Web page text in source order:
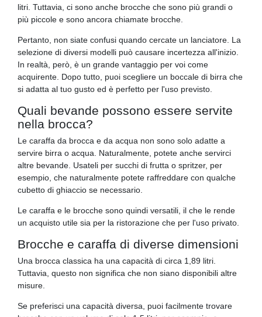
litri. Tuttavia, ci sono anche brocche che sono più grandi o
più piccole e sono ancora chiamate brocche.
Pertanto, non siate confusi quando cercate un lanciatore. La
selezione di diversi modelli può causare incertezza all'inizio.
In realtà, però, è un grande vantaggio per voi come
acquirente. Dopo tutto, puoi scegliere un boccale di birra che
si adatta al tuo gusto ed è perfetto per l'uso previsto.
Quali bevande possono essere servite
nella brocca?
Le caraffa da brocca e da acqua non sono solo adatte a
servire birra o acqua. Naturalmente, potete anche servirci
altre bevande. Usateli per succhi di frutta o spritzer, per
esempio, che naturalmente potete raffreddare con qualche
cubetto di ghiaccio se necessario.
Le caraffa e le brocche sono quindi versatili, il che le rende
un acquisto utile sia per la ristorazione che per l'uso privato.
Brocche e caraffa di diverse dimensioni
Una brocca classica ha una capacità di circa 1,89 litri.
Tuttavia, questo non significa che non siano disponibili altre
misure.
Se preferisci una capacità diversa, puoi facilmente trovare